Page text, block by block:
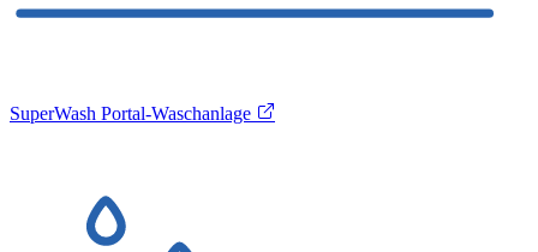
SuperWash Portal-Waschanlage